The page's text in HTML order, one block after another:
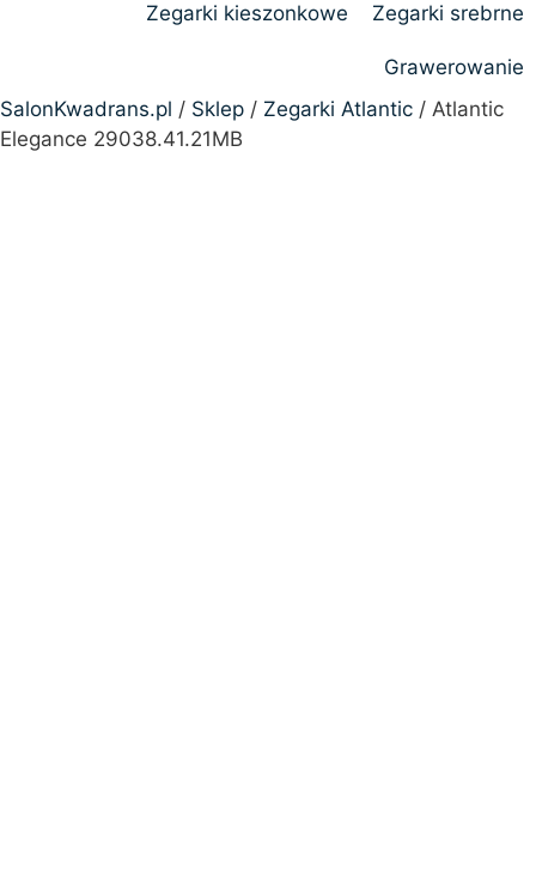
Zegarki kieszonkowe Zegarki srebrne
Grawerowanie
SalonKwadrans.pl / Sklep / Zegarki Atlantic / Atlantic
Elegance 29038.41.21MB